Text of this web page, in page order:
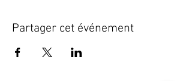
Partager cet événement